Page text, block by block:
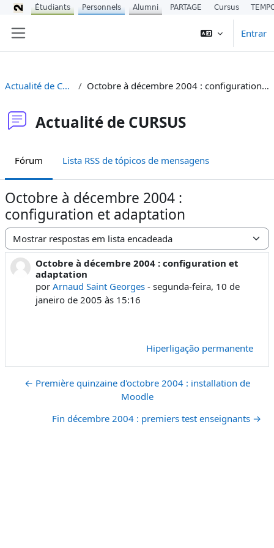
Entrar
Actualité de CURSUS Octobre à décembre 2004 : configuration et adaptation
Actualité de CURSUS
Fórum Lista RSS de tópicos de mensagens
Octobre à décembre 2004 :
configuration et adaptation
Modo de visualização
Octobre à décembre 2004 : configuration et
adaptation
por Arnaud Saint Georges- segunda-feira, 10 de
janeiro de 2005 às 15:16
Número de respostas: 0
Hiperligação permanente
← Première quinzaine d'octobre 2004 : installation de
Moodle
Fin décembre 2004 : premiers test enseignants →
Étudiants Personnels Alumni PARTAGE Cursus